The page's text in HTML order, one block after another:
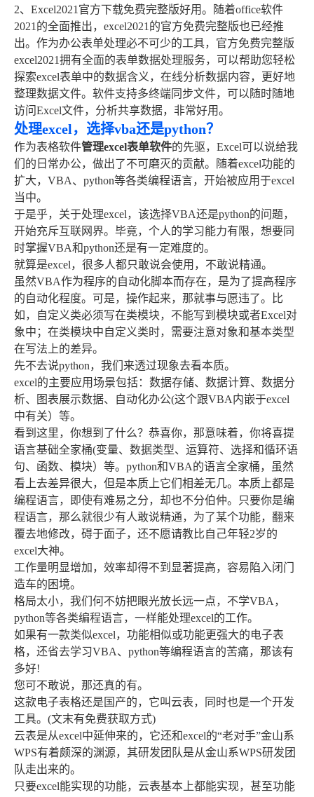
2、Excel2021官方下载免费完整版好用。随着office软件
2021的全面推出，excel2021的官方免费完整版也已经推
出。作为办公表单处理必不可少的工具，官方免费完整版
excel2021拥有全面的表单数据处理服务，可以帮助您轻松
探索excel表单中的数据含义，在线分析数据内容，更好地
整理数据文件。软件支持多终端同步文件，可以随时随地
访问Excel文件，分析共享数据，非常好用。
处理excel，选择vba还是python？
作为表格软件管理excel表单软件的先驱，Excel可以说给我
们的日常办公，做出了不可磨灭的贡献。随着excel功能的
扩大，VBA、python等各类编程语言，开始被应用于excel
当中。
于是乎，关于处理excel，该选择VBA还是python的问题，
开始充斥互联网界。毕竟，个人的学习能力有限，想要同
时掌握VBA和python还是有一定难度的。
就算是excel，很多人都只敢说会使用，不敢说精通。
虽然VBA作为程序的自动化脚本而存在，是为了提高程序
的自动化程度。可是，操作起来，那就事与愿违了。比
如，自定义类必须写在类模块，不能写到模块或者Excel对
象中；在类模块中自定义类时，需要注意对象和基本类型
在写法上的差异。
先不去说python，我们来透过现象去看本质。
excel的主要应用场景包括：数据存储、数据计算、数据分
析、图表展示数据、自动化办公(这个跟VBA内嵌于excel
中有关）等。
看到这里，你想到了什么？恭喜你，那意味着，你将喜提
语言基础全家桶(变量、数据类型、运算符、选择和循环语
句、函数、模块）等。python和VBA的语言全家桶，虽然
看上去差异很大，但是本质上它们相差无几。本质上都是
编程语言，即使有难易之分，却也不分伯仲。只要你是编
程语言，那么就很少有人敢说精通，为了某个功能，翻来
覆去地修改，碍于面子，还不愿请教比自己年轻2岁的
excel大神。
工作量明显增加，效率却得不到显著提高，容易陷入闭门
造车的困境。
格局太小，我们何不妨把眼光放长远一点，不学VBA，
python等各类编程语言，一样能处理excel的工作。
如果有一款类似excel，功能相似或功能更强大的电子表
格，还省去学习VBA、python等编程语言的苦痛，那该有
多好!
您可不敢说，那还真的有。
这款电子表格还是国产的，它叫云表，同时也是一个开发
工具。(文末有免费获取方式)
云表是从excel中延伸来的，它还和excel的“老对手”金山系
WPS有着颇深的渊源，其研发团队是从金山系WPS研发团
队走出来的。
只要excel能实现的功能，云表基本上都能实现，甚至功能